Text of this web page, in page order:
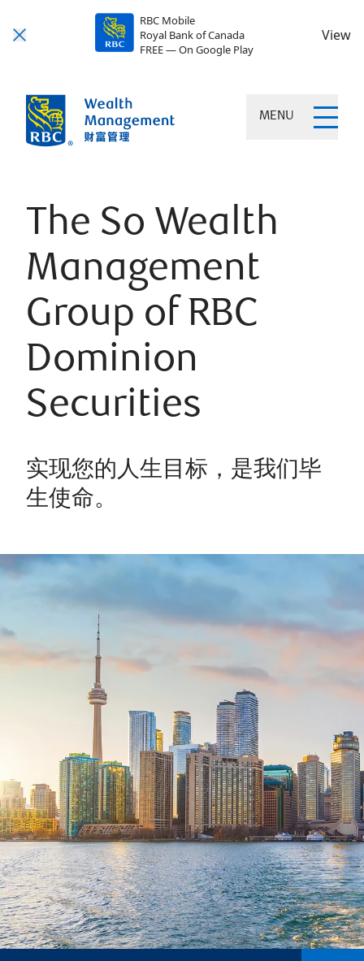
RBC Mobile
Royal Bank of Canada
FREE — On Google Play
View
MENU
The So Wealth
Management
Group of RBC
Dominion
Securities
实现您的人生目标，是我们毕
生使命。